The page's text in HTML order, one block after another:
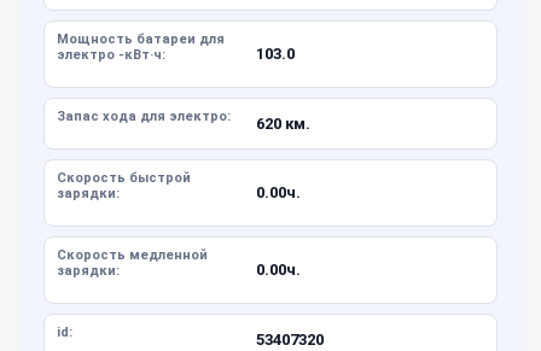
Мощность батареи для
электро -кВт·ч:
103.0
Запас хода для электро: 620 км.
Скорость быстрой
зарядки:
0.00ч.
Скорость медленной
зарядки:
0.00ч.
id: 53407320